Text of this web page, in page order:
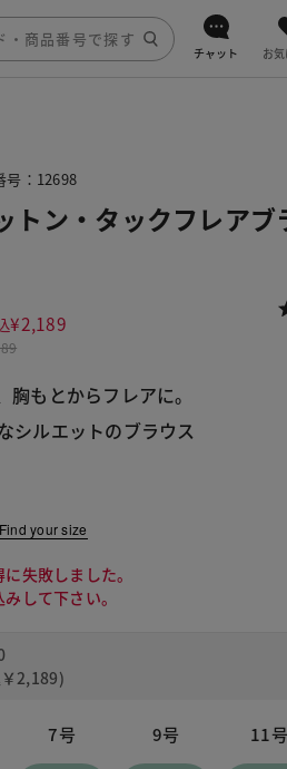
チャット お
号：12698
トン・タックフレアブ
¥2,189
胸もとからフレアに。
シルエットのブラウス
Find your size
失敗しました。
して下さい。
￥2,189)
7号 9号 11号